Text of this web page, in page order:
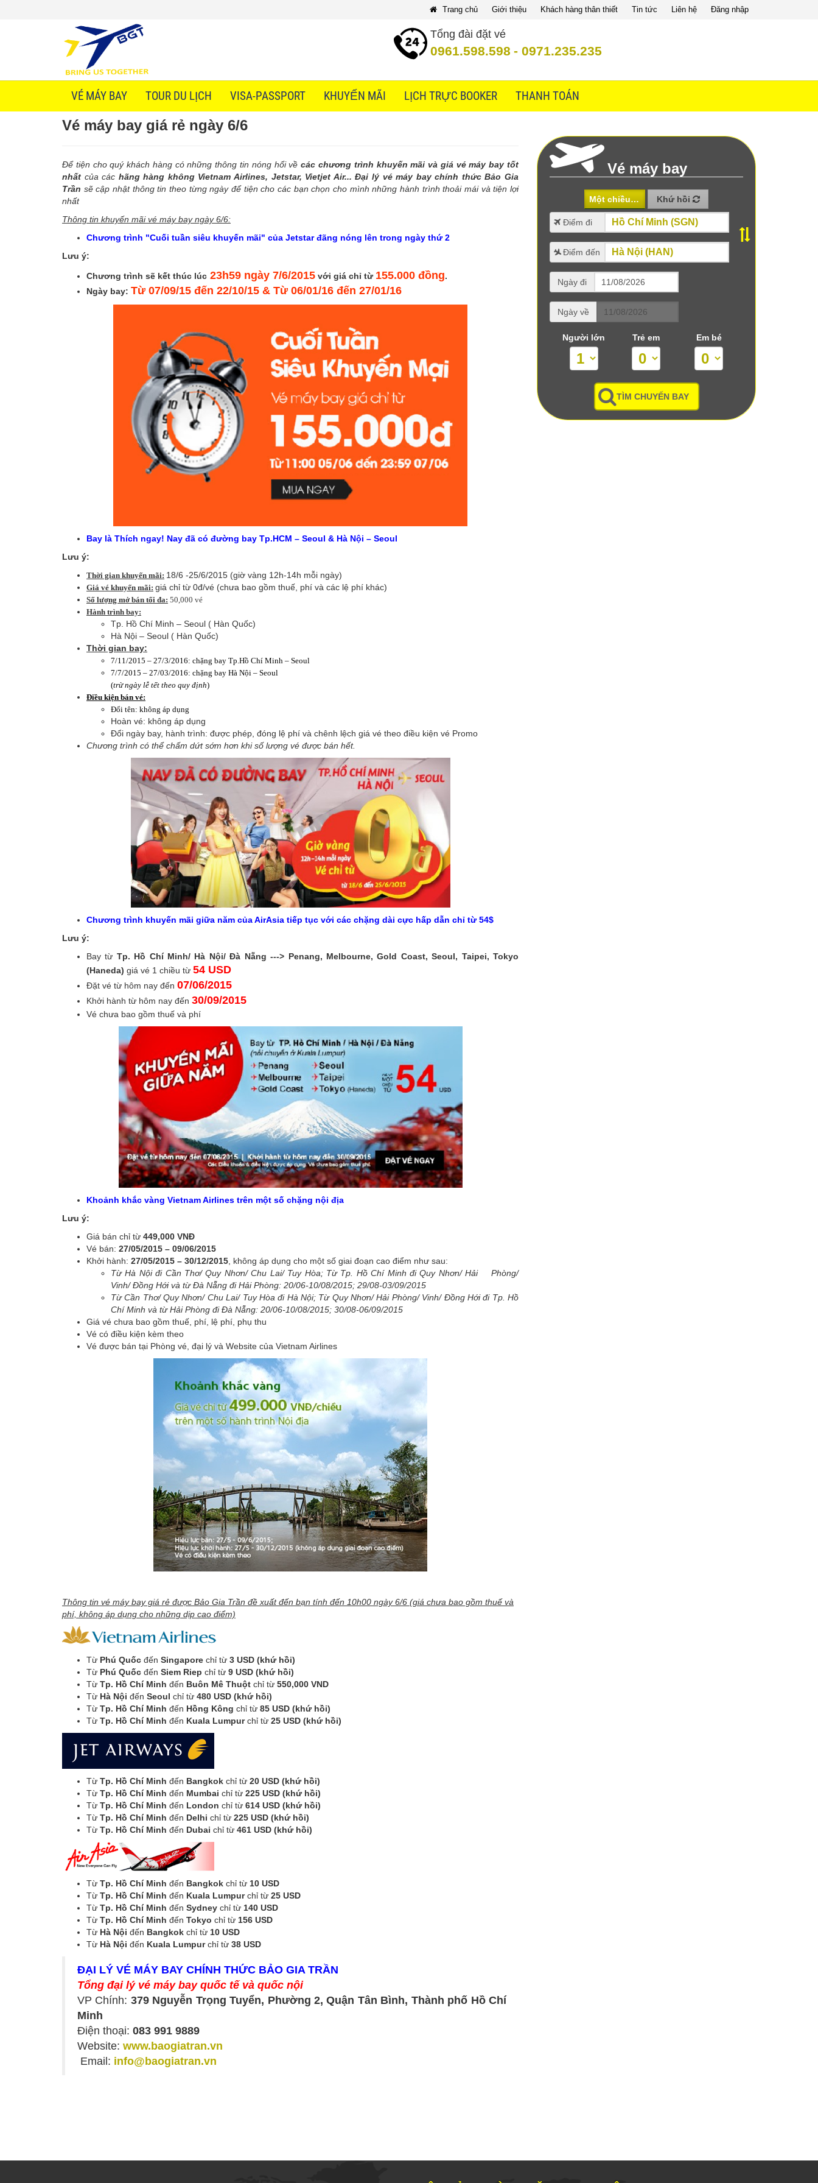
Trang chủ Giới thiệu Khách hàng thân thiết Tin tức Liên hệ Đăng nhập
Tổng đài đặt vé
0961.598.598 -0971.235.235
VÉ MÁY BAY TOUR DU LỊCH VISA-PASSPORT KHUYẾN MÃI LỊCH TRỰC BOOKER THANH TOÁN
Vé máy bay giá rẻ ngày 6/6
Để tiện cho quý khách hàng có những thông tin nóng hổi vềcác chương trình khuyến mãi và giá vé máy bay tốt
nhất của các hãng hàng không Vietnam Airlines, Jetstar, Vietjet Air... Đại lý vé máy bay chính thức Bảo Gia
Trần sẽ cập nhật thông tin theo từng ngày để tiện cho các bạn chọn cho mình những hành trình thoải mái và tiện lợi
nhất
Thông tin khuyến mãi vé máy bay ngày 6/6:
Chương trình "Cuối tuần siêu khuyến mãi" của Jetstar đãng nóng lên trong ngày thứ 2
Lưu ý:
Chương trình sẽ kết thúc lúc 23h59 ngày 7/6/2015 với giá chỉ từ 155.000 đồng.
Ngày bay: Từ 07/09/15 đến 22/10/15 & Từ 06/01/16 đến 27/01/16
Bay là Thích ngay! Nay đã có đường bay Tp.HCM – Seoul & Hà Nội – Seoul
Lưu ý:
Thời gian khuyến mãi: 18/6 -25/6/2015 (giờ vàng 12h-14h mỗi ngày)
Giá vé khuyến mãi: giá chỉ từ 0đ/vé (chưa bao gồm thuế, phí và các lệ phí khác)
Số lượng mở bán tối đa: 50,000 vé
Hành trình bay:
Tp. Hồ Chí Minh – Seoul ( Hàn Quốc)
Hà Nội – Seoul ( Hàn Quốc)
Thời gian bay:
7/11/2015 – 27/3/2016: chặng bay Tp.Hồ Chí Minh – Seoul
7/7/2015 – 27/03/2016: chặng bay Hà Nội – Seoul
(trừ ngày lễ tết theo quy định)
Điều kiện bán vé:
​Đổi tên: không áp dụng
Hoàn vé: không áp dụng
Đổi ngày bay, hành trình: được phép, đóng lệ phí và chênh lệch giá vé theo điều kiện vé Promo
Chương trình có thể chấm dứt sớm hơn khi số lượng vé được bán hết.
Chương trình khuyến mãi giữa năm của AirAsia tiếp tục với các chặng dài cực hấp dẫn chỉ từ 54$
Lưu ý:
Bay từ Tp. Hồ Chí Minh/ Hà Nội/ Đà Nẵng ---> Penang, Melbourne, Gold Coast, Seoul, Taipei, Tokyo
(Haneda) giá vé 1 chiều từ 54 USD
Đặt vé từ hôm nay đến 07/06/2015
Khởi hành từ hôm nay đến 30/09/2015
Vé chưa bao gồm thuế và phí
Khoảnh khắc vàng Vietnam Airlines trên một số chặng nội địa
Lưu ý:
Giá bán chỉ từ 449,000 VNĐ
Vé bán: 27/05/2015 – 09/06/2015
Khởi hành: 27/05/2015 – 30/12/2015 , không áp dụng cho một số giai đoạn cao điểm như sau:
Từ Hà Nội đi Cần Thơ/ Quy Nhơn/ Chu Lai/ Tuy Hòa; Từ Tp. Hồ Chí Minh đi Quy Nhơn/ Hải Phòng/
Vinh/ Đồng Hới và từ Đà Nẵng đi Hải Phòng: 20/06-10/08/2015; 29/08-03/09/2015
Từ Cần Thơ/ Quy Nhơn/ Chu Lai/ Tuy Hòa đi Hà Nội; Từ Quy Nhơn/ Hải Phòng/ Vinh/ Đồng Hới đi Tp. Hồ
Chí Minh và từ Hải Phòng đi Đà Nẵng: 20/06-10/08/2015; 30/08-06/09/2015
Giá vé chưa bao gồm thuế, phí, lệ phí, phụ thu
Vé có điều kiện kèm theo
Vé được bán tại Phòng vé, đại lý và Website của Vietnam Airlines
Thông tin vé máy bay giá rẻ được Bảo Gia Trần đề xuất đến bạn tính đến 10h00 ngày 6/6 (giá chưa bao gồm thuế và
phí, không áp dụng cho những dịp cao điểm)
Từ Phú Quốc đến Singapore chỉ từ 3 USD (khứ hồi)
Từ Phú Quốc đến Siem Riep chỉ từ 9 USD (khứ hồi)
Từ Tp. Hồ Chí Minh đến Buôn Mê Thuột chỉ từ 550,000 VND
Từ Hà Nội đến Seoul chỉ từ 480 USD (khứ hồi)
Từ Tp. Hồ Chí Minh đến Hồng Kông chỉ từ 85 USD (khứ hồi)
Từ Tp. Hồ Chí Minh đến Kuala Lumpurchỉ từ 25 USD (khứ hồi)
Từ Tp. Hồ Chí Minh đến Bangkok chỉ từ 20 USD (khứ hồi)
Từ Tp. Hồ Chí Minh đến Mumbai chỉ từ 225 USD (khứ hồi)
Từ Tp. Hồ Chí Minh đến London chỉ từ 614 USD (khứ hồi)
Từ Tp. Hồ Chí Minh đến Delhi chỉ từ 225 USD (khứ hồi)
Từ Tp. Hồ Chí Minh đến Dubai chỉ từ 461 USD (khứ hồi)
Từ Tp. Hồ Chí Minh đến Bangkok chỉ từ 10 USD
Từ Tp. Hồ Chí Minh đến Kuala Lumpurchỉ từ 25 USD
Từ Tp. Hồ Chí Minh đến Sydney chỉ từ 140 USD
Từ Tp. Hồ Chí Minh đến Tokyo chỉ từ 156 USD
Từ Hà Nội đến Bangkok chỉ từ 10 USD
Từ Hà Nội đến Kuala Lumpurchỉ từ 38 USD
ĐẠI LÝ VÉ MÁY BAY CHÍNH THỨC BẢO GIA TRẦN
Tổng đại lý vé máy bay quốc tế và quốc nội
VP Chính: 379 Nguyễn Trọng Tuyển, Phường 2, Quận Tân Bình, Thành phố Hồ Chí
Minh
Điện thoại: 083 991 9889
Website: www.baogiatran.vn
Email: info@baogiatran.vn
Vé máy bay
Một chiều Khứ hồi
Điểm đi
Điểm đến
Ngày đi
Ngày về
Người lớn Trẻ em Em bé